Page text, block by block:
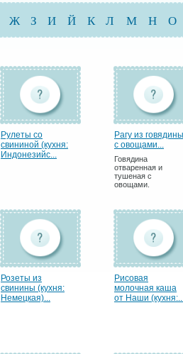
Ж З И Й К Л М Н О
Рулеты со
свининой (кухня:
Индонезийс...
Рагу из говядины
с овощами...
Говядина
отваренная и
тушеная с
овощами.
Розеты из
свинины (кухня:
Немецкая)...
Рисовая
молочная каша
от Наши